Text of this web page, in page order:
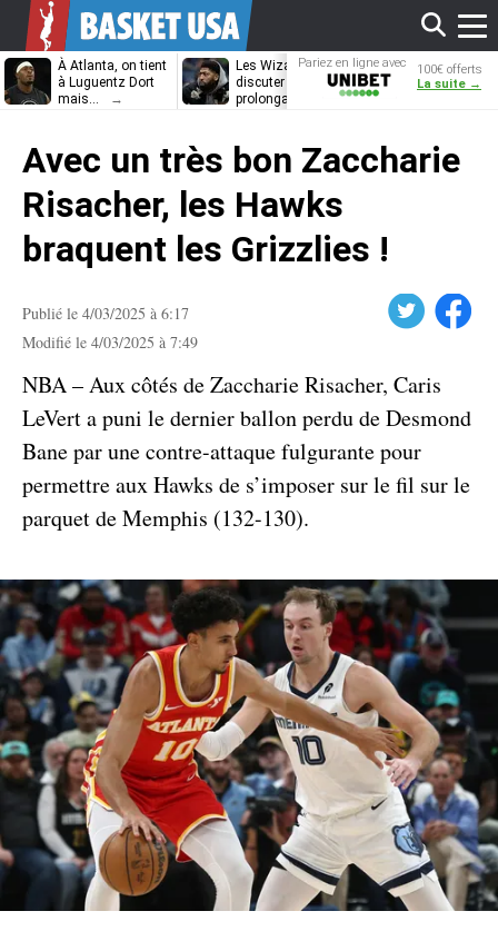
À Atlanta, on tient
à Luguentz Dort
mais…
Les Wizards vont
discuter
prolongation avec
Dennis
découvrira-t-il
Pariez en ligne avec
Unibet
100€ offerts
La suite →
Avec un très bon Zaccharie
Risacher, les Hawks
braquent les Grizzlies !
Publié le 4/03/2025 à 6:17
Modifié le 4/03/2025 à 7:49
Facebook
NBA – Aux côtés de Zaccharie Risacher, Caris
LeVert a puni le dernier ballon perdu de Desmond
Bane par une contre-attaque fulgurante pour
permettre aux Hawks de s’imposer sur le fil sur le
parquet de Memphis (132-130).